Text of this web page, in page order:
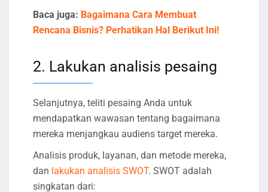
Baca juga: Bagaimana Cara Membuat
Rencana Bisnis? Perhatikan Hal Berikut Ini!
2. Lakukan analisis pesaing
Selanjutnya, teliti pesaing Anda untuk
mendapatkan wawasan tentang bagaimana
mereka menjangkau audiens target mereka.
Analisis produk, layanan, dan metode mereka,
dan lakukan analisis SWOT. SWOT adalah
singkatan dari: